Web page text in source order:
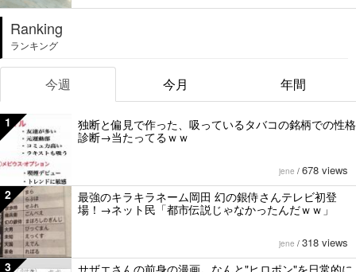
Ranking
ランキング
今週 今月 年間
1
独断と偏見で作った、吸っているタバコの銘柄での性格
診断→当たってるｗｗ
jene / 678 views
2
最強のキラキラネーム岡田 幻の銀侍さんテレビ初登
場！→ネット民「都市伝説じゃなかったんだｗｗ」
jene / 318 views
3
サザエさんの前身の漫画。なんと"ヒロポン"を日常的に